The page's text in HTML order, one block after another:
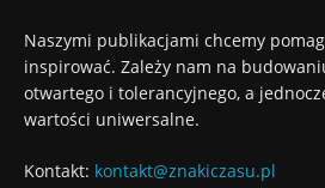
Naszymi publikacjami chcemy
inspirować. Zależy nam na
otwartego i tolerancyjnego, a
wartości uniwersalne.
Kontakt: kontakt@znakiczasu.pl